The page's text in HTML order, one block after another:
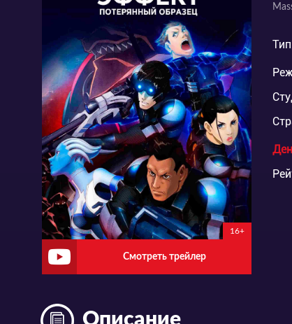
16+
Смотреть трейлер
Описание